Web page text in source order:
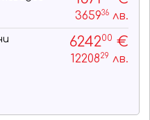
365936лв.
624200 €
1220829 лв.